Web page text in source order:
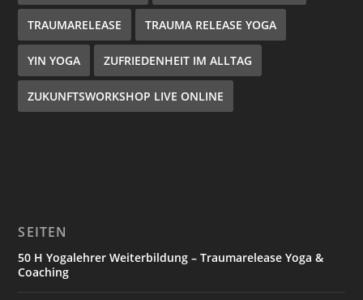
TRAUMARELEASE TRAUMA RELEASE YOGA
YIN YOGA ZUFRIEDENHEIT IM ALLTAG
ZUKUNFTSWORKSHOP LIVE ONLINE
SEITEN
50 H Yogalehrer Weiterbildung – Traumarelease Yoga &
Coaching